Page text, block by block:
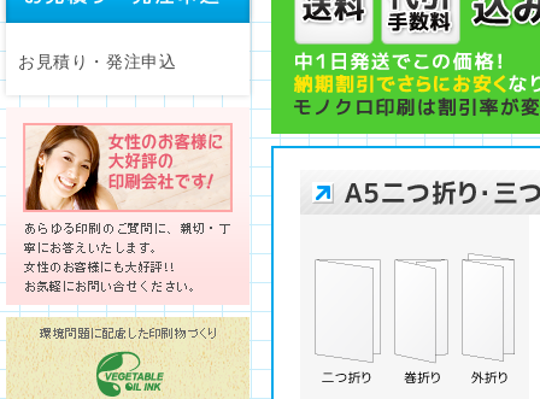
お見積り・発注申込